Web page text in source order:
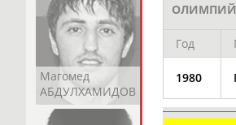
Магомед
АБДУЛХАМИДОВ
Шамиль
Год
1980